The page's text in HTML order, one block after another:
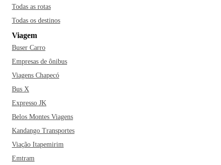
Todas as rotas
Todas os destinos
Viagem
Buser Carro
Empresas de ônibus
Viagens Chapecó
Bus X
Expresso JK
Belos Montes Viagens
Kandango Transportes
Viação Itapemirim
Emtram